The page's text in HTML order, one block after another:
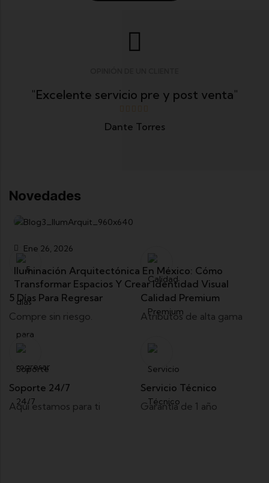
"Excelente servicio pre y post venta"
Dante Torres
Novedades
Ene 26, 2026
Iluminación Arquitectónica En México: Cómo
Transformar Espacios Y Crear Identidad Visual
5 Días Para Regresar
Compre sin riesgo.
Calidad Premium
Atributos de alta gama
Soporte 24/7
Aquí estamos para ti
Servicio Técnico
Garantía de 1 año